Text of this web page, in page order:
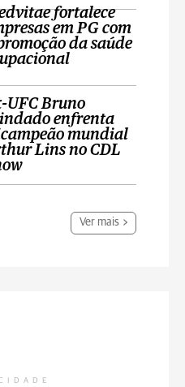
fortalece
em PG com
da saúde
UFC Bruno
enfrenta
mundial
Lins no CDL
Ver mais